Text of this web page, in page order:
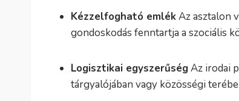
Kézzelfogható emlékAz asztalon
gondoskodás fenntartja a szociális
Logisztikai egyszerűségAz irodai
tárgyalójában vagy közösségi